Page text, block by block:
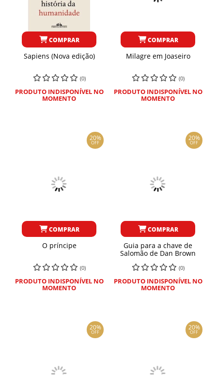
COMPRAR
Sapiens (Nova edição)
(0)
PRODUTO INDISPONÍVEL NO
MOMENTO
COMPRAR
Milagre em Joaseiro
(0)
PRODUTO INDISPONÍVEL NO
MOMENTO
20%
OFF
COMPRAR
O príncipe
(0)
PRODUTO INDISPONÍVEL NO
MOMENTO
20%
OFF
COMPRAR
Guia para a chave de
Salomão de Dan Brown
(0)
PRODUTO INDISPONÍVEL NO
MOMENTO
20%
OFF
20%
OFF